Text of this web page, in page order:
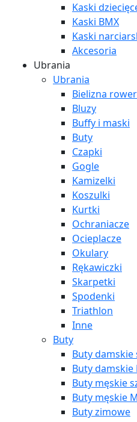
Kaski
Kaski BMX
Kaski
Akcesoria
Ubrania
Ubrania
Bielizna
Bluzy
Buffy i maski
Buty
Czapki
Gogle
Kamizelki
Koszulki
Kurtki
Ochraniacze
Ocieplacze
Okulary
Rękawiczki
Skarpetki
Spodenki
Triathlon
Inne
Buty
Buty damskie
Buty damskie
Buty męskie
Buty męskie
Buty zimowe